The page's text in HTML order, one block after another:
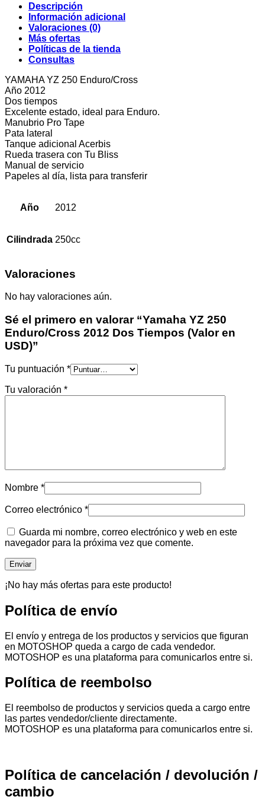
Descripción
Información adicional
Valoraciones (0)
Más ofertas
Políticas de la tienda
Consultas
YAMAHA YZ 250 Enduro/Cross
Año 2012
Dos tiempos
Excelente estado, ideal para Enduro.
Manubrio Pro Tape
Pata lateral
Tanque adicional Acerbis
Rueda trasera con Tu Bliss
Manual de servicio
Papeles al día, lista para transferir
Año 2012
Cilindrada 250cc
Valoraciones
No hay valoraciones aún.
Sé el primero en valorar “Yamaha YZ 250
Enduro/Cross 2012 Dos Tiempos (Valor en
USD)”
Tu puntuación *
Tu valoración *
Nombre *
Correo electrónico *
Guarda mi nombre, correo electrónico y web en este
navegador para la próxima vez que comente.
¡No hay más ofertas para este producto!
Política de envío
El envío y entrega de los productos y servicios que figuran
en MOTOSHOP queda a cargo de cada vendedor.
MOTOSHOP es una plataforma para comunicarlos entre si.
Política de reembolso
El reembolso de productos y servicios queda a cargo entre
las partes vendedor/cliente directamente.
MOTOSHOP es una plataforma para comunicarlos entre si.
Política de cancelación / devolución /
cambio